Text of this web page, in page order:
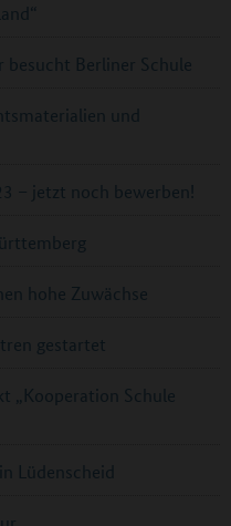
Berliner Schule
und
– jetzt noch bewerben!
hohe Zuwächse
gestartet
„Kooperation Schule
Lüdenscheid